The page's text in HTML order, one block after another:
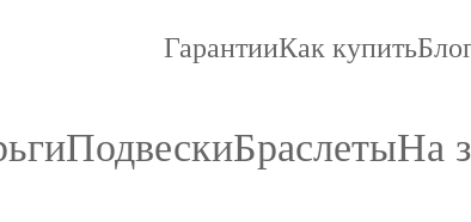
ГарантииКак купить
ПодвескиБраслетыНа